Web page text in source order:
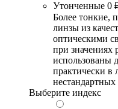
Утонченные 0
Более тонкие,
линзы из
оптическими
при значениях
использованы
практически в
Выберите индекс